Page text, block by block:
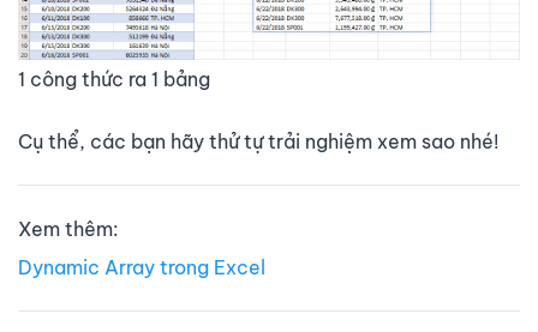
1 công thức ra 1 bảng
Cụ thể, các bạn hãy thử tự trải nghiệm xem sao nhé!
Xem thêm:
Dynamic Array trong Excel